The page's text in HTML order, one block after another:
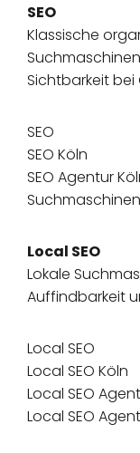
SEO
Klassische
Sichtbarkeit bei
SEO
SEO Köln
SEO Agentur
Local SEO
Lokale
Auffindbarkeit
Local SEO
Local SEO Köln
Local SEO
Local SEO